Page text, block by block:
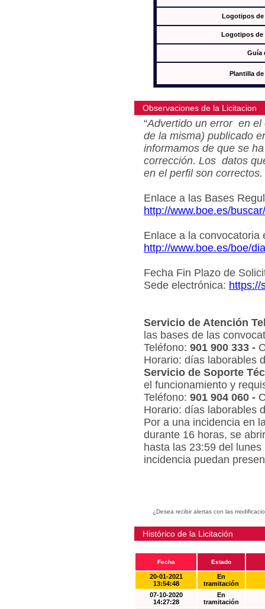
Logotipos de
Logotipos de
Guía
Plantilla
Observaciones de la Licitacion
“Advertido un error en el
de la misma) publicado
informamos de que se
corrección. Los datos
en el perfil son correctos.
Enlace a las Bases
http://www.boe.es/
Enlace a la convocatoria
http://www.boe.es/boe/
Fecha Fin Plazo de
Sede electrónica: https://
Servicio de Atención
las bases de las
Teléfono: 901 900 333 -
Horario: días laborables
Servicio de Soporte
el funcionamiento y
Teléfono: 901 904 060 -
Horario: días laborables
Por a una incidencia en
durante 16 horas, se
hasta las 23:59 del
incidencia puedan
¿Desea recibir alertas con las
Histórico de la Licitación
Fecha Estado
20-01-2021
13:54:48
En
tramitación
07-10-2020
14:27:28
En
tramitación